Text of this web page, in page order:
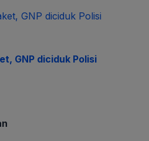
GNP diciduk Polisi